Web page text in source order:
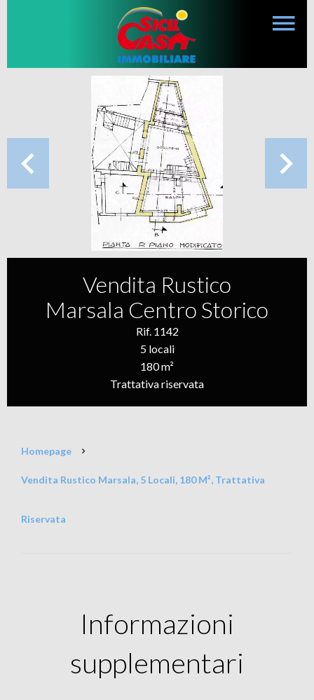
Vendita Rustico
Marsala Centro Storico
Rif. 1142
5 locali
180 m²
Trattativa riservata
Homepage
Vendita Rustico Marsala, 5 Locali, 180 M², Trattativa
Riservata
Informazioni
supplementari